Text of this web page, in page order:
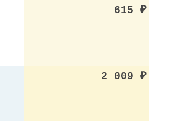
615 ₽
2 009 ₽